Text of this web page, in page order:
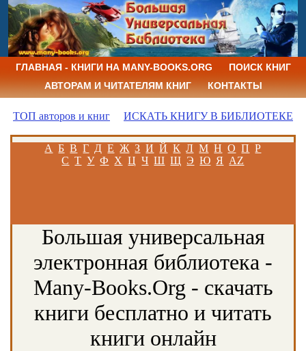
ГЛАВНАЯ - КНИГИ НА MANY-BOOKS.ORG
ПОИСК КНИГ
АВТОРАМ И ЧИТАТЕЛЯМ КНИГ
КОНТАКТЫ
ТОП авторов и книг ИСКАТЬ КНИГУ В БИБЛИОТЕКЕ
А Б В Г Д Е Ж З И Й К Л М Н О П Р
С Т У Ф Х Ц Ч Ш Щ Э Ю Я AZ
Большая универсальная
электронная библиотека -
Many-Books.Org - скачать
книги бесплатно и читать
книги онлайн